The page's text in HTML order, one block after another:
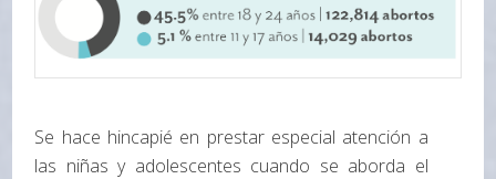
Se hace hincapié en prestar especial atención a
las niñas y adolescentes cuando se aborda el